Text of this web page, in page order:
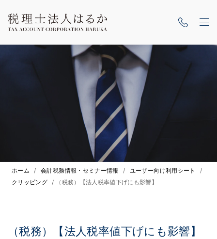
ホーム / 会計税務情報・セミナー情報 / ユーザー向け利用シート
/
クリッピング / （税務）【法人税率値下げにも影響】
（税務）【法人税率値下げにも影響】